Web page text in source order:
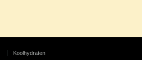
Koolhydraten